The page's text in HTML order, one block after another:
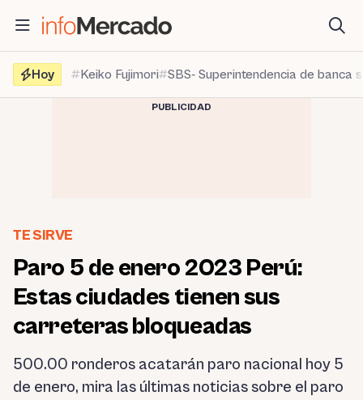
contenido
Hoy
Keiko Fujimori SBS- Superintendencia de banca
PUBLICIDAD
TE SIRVE
Paro 5 de enero 2023 Perú:
Estas ciudades tienen sus
carreteras bloqueadas
500.00 ronderos acatarán paro nacional hoy 5
de enero, mira las últimas noticias sobre el paro